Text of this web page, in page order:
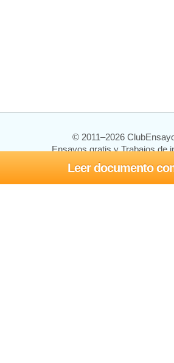
Leer documento
© 2011–2026
Ensayos gratis y Trabajos de